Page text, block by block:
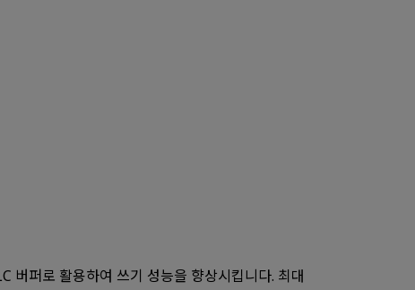
퍼로 활용하여 쓰기 성능을 향상시킵니다. 최대